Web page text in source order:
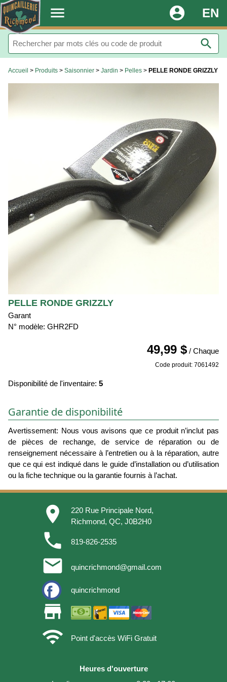
. menu EN
account_circle
search
Accueil > Produits > Saisonnier > Jardin > Pelles > PELLE RONDE GRIZZLY
PELLE RONDE GRIZZLY
Garant
N° modèle: GHR2FD
49,99 $ / Chaque
Code produit: 7061492
Disponibilité de l'inventaire: 5
Garantie de disponibilité
Avertissement: Nous vous avisons que ce produit n’inclut pas
de pièces de rechange, de service de réparation ou de
renseignement nécessaire à l’entretien ou à la réparation, autre
que ce qui est indiqué dans le guide d’installation ou d’utilisation
ou la fiche technique ou la garantie fournis à l’achat.
place
220 Rue Principale Nord,
Richmond, QC, J0B2H0
phone 819-826-2535
email quincrichmond@gmail.com
quincrichmond
store
wifi
Point d'accès WiFi Gratuit
Heures d'ouverture